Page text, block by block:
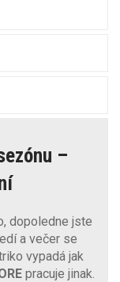
–
dopoledne jste
a večer se
vypadá jak
pracuje jinak.